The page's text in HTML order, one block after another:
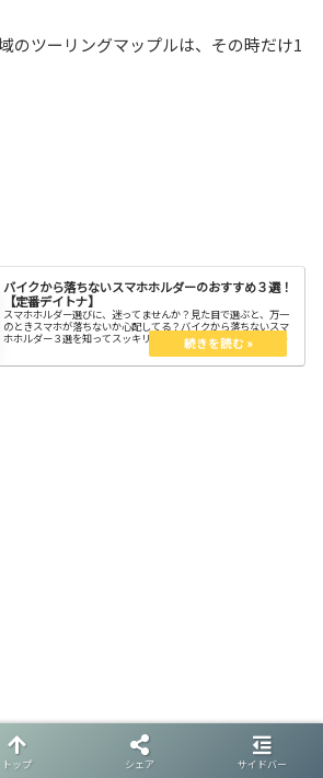
のツーリングマップルは、その時だけ1
バイクから落ちないスマホホルダーのおすすめ３選！
【定番デイトナ】
スマホホルダー選びに、迷ってませんか？見た目で選ぶと、万一
のときスマホが落ちないか心配してる？バイクから落ちないスマ
ホホルダー３選を知ってスッキリしよう。スマホナビはもうツー
トップ シェア サイドバー